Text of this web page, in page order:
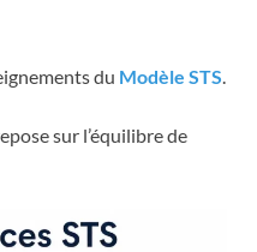
du Modèle STS
sur l’équilibre de